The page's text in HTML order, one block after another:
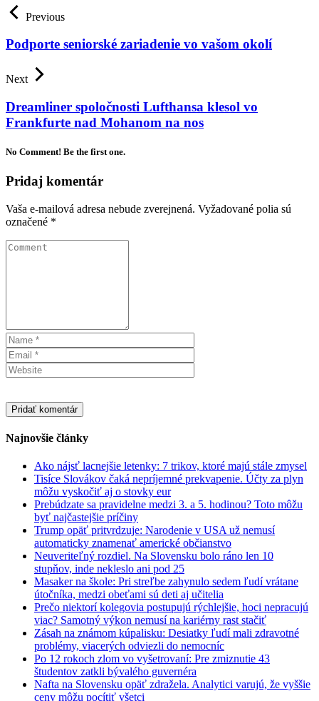
Previous
Podporte seniorské zariadenie vo vašom okolí
Next
Dreamliner spoločnosti Lufthansa klesol vo
Frankfurte nad Mohanom na nos
No Comment! Be the first one.
Pridaj komentár
Vaša e-mailová adresa nebude zverejnená. Vyžadované polia sú
označené *
Najnovšie články
Ako nájsť lacnejšie letenky: 7 trikov, ktoré majú stále zmysel
Tisíce Slovákov čaká nepríjemné prekvapenie. Účty za plyn
môžu vyskočiť aj o stovky eur
Prebúdzate sa pravidelne medzi 3. a 5. hodinou? Toto môžu
byť najčastejšie príčiny
Trump opäť pritvrdzuje: Narodenie v USA už nemusí
automaticky znamenať americké občianstvo
Neuveriteľný rozdiel. Na Slovensku bolo ráno len 10
stupňov, inde nekleslo ani pod 25
Masaker na škole: Pri streľbe zahynulo sedem ľudí vrátane
útočníka, medzi obeťami sú deti aj učitelia
Prečo niektorí kolegovia postupujú rýchlejšie, hoci nepracujú
viac? Samotný výkon nemusí na kariérny rast stačiť
Zásah na známom kúpalisku: Desiatky ľudí mali zdravotné
problémy, viacerých odviezli do nemocníc
Po 12 rokoch zlom vo vyšetrovaní: Pre zmiznutie 43
študentov zatkli bývalého guvernéra
Nafta na Slovensku opäť zdražela. Analytici varujú, že vyššie
ceny môžu pocítiť všetci